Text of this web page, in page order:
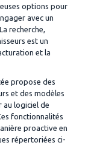
options pour
avec un
recherche,
est un
et la
propose des
et des modèles
logiciel de
fonctionnalités
proactive en
répertoriées ci-